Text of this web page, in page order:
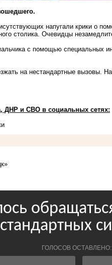
напугали крики о
столика. Очевидцы
с помощью специальных
на нестандартные вызовы .
ДНР и СВО в социальных сетях: